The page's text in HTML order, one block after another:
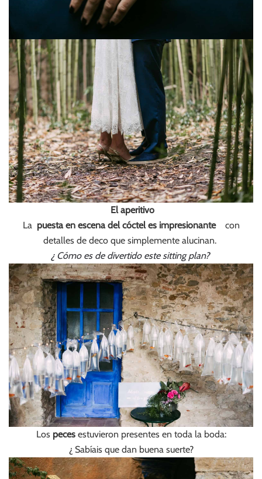
El aperitivo
Lapuesta en escena del cóctel es impresionante
con
detalles de deco que simplemente alucinan.
¿ Cómo es de divertido este sitting plan?
Los pecesestuvieron presentes en toda la boda:
¿ Sabíais que dan buena suerte?